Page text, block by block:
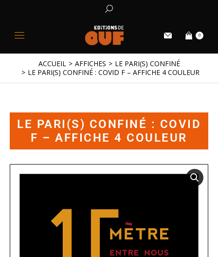
0
Vous êtes ici :
ACCUEIL AFFICHES
LE PARI(S) CONFINÉ
LE PARI(S) CONFINÉ : COVID F – AFFICHE 4 COULEUR
LE PARI(S) CONFINÉ : COVID
F – AFFICHE 4 COULEUR